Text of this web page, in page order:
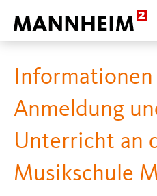
Informationen
Anmeldung
Unterricht an
Musikschule